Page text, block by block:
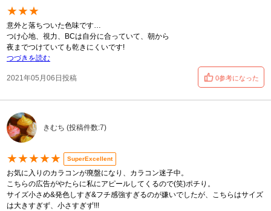
★★★
意外と落ちついた色味です…
つけ心地、視力、BCは自分に合っていて、朝から
夜までつけていても乾きにくいです!
つづきを読む
2021年05月06日投稿 0参考になった
きむち (投稿件数:7)
★★★★★ SuperExcellent
お気に入りのカラコンが廃盤になり、カラコン迷子中。
こちらの広告がやたらに私にアピールしてくるので(笑)ポチり。
サイズ小さめ&発色しすぎ&フチ感強すぎるのが嫌いでしたが、こちらはサイズ
は大きすぎず、小さすぎず!!!